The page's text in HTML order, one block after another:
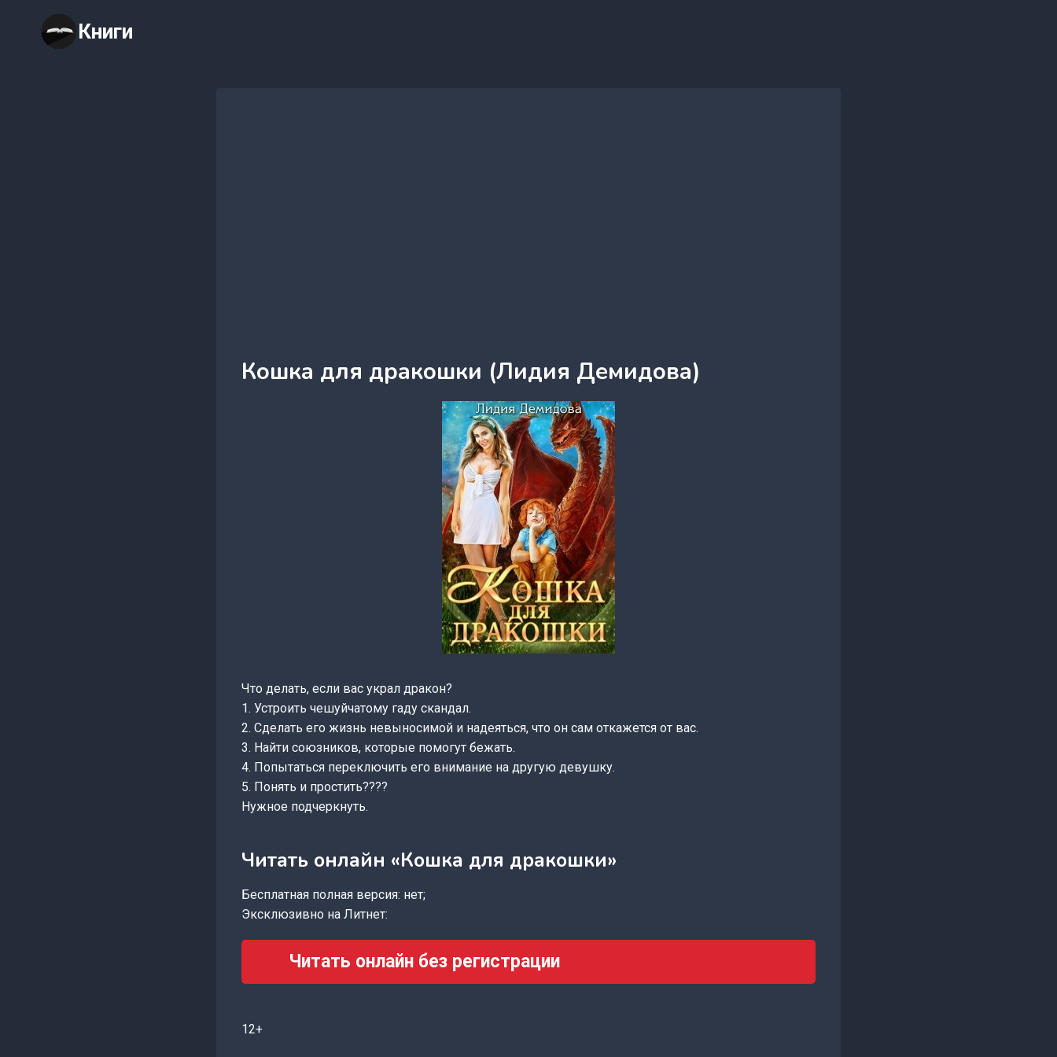
содержимому
Книги
Кошка для дракошки (Лидия Демидова)
Что делать, если вас украл дракон?
1. Устроить чешуйчатому гаду скандал.
2. Сделать его жизнь невыносимой и надеяться, что он сам откажется от вас.
3. Найти союзников, которые помогут бежать.
4. Попытаться переключить его внимание на другую девушку.
5. Понять и простить????
Нужное подчеркнуть.
Читать онлайн «Кошка для дракошки»
Бесплатная полная версия: нет;
Эксклюзивно на Литнет:
Читать онлайн без регистрации
12+